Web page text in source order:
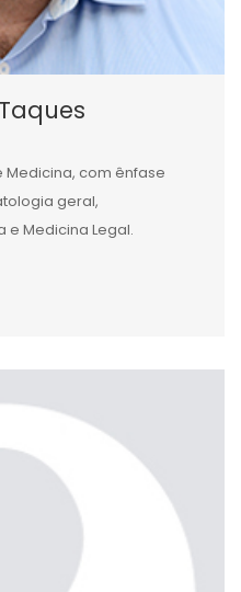
com ênfase
geral,
e Medicina Legal.